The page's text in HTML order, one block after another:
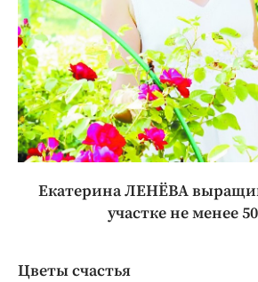
Клиника года
Бренд года
Работодатель года
Екатерина ЛЕНЁВА
участке не менее
Цветы счастья